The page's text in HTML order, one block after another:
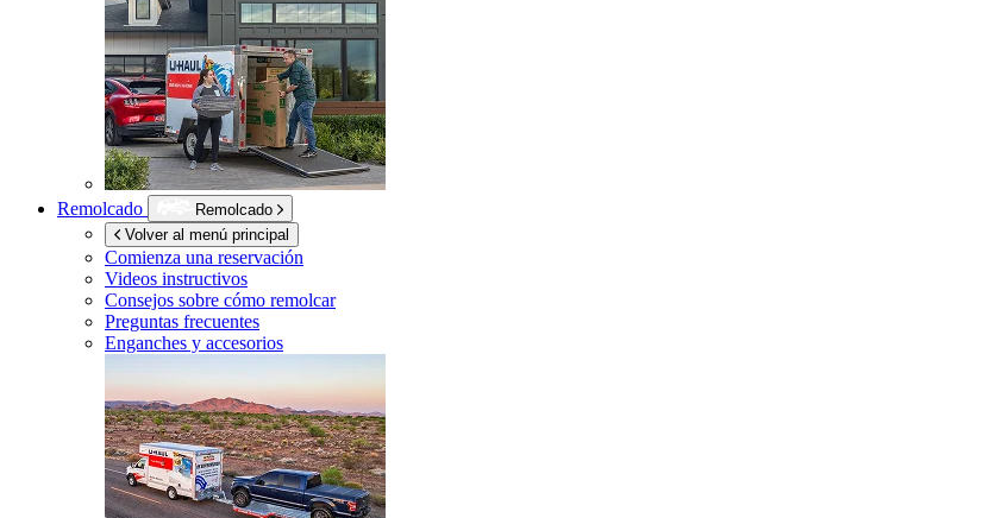
Remolcado
Remolcado
Volver al menú principal
Comienza una reservación
Videos instructivos
Consejos sobre cómo remolcar
Preguntas frecuentes
Enganches y accesorios